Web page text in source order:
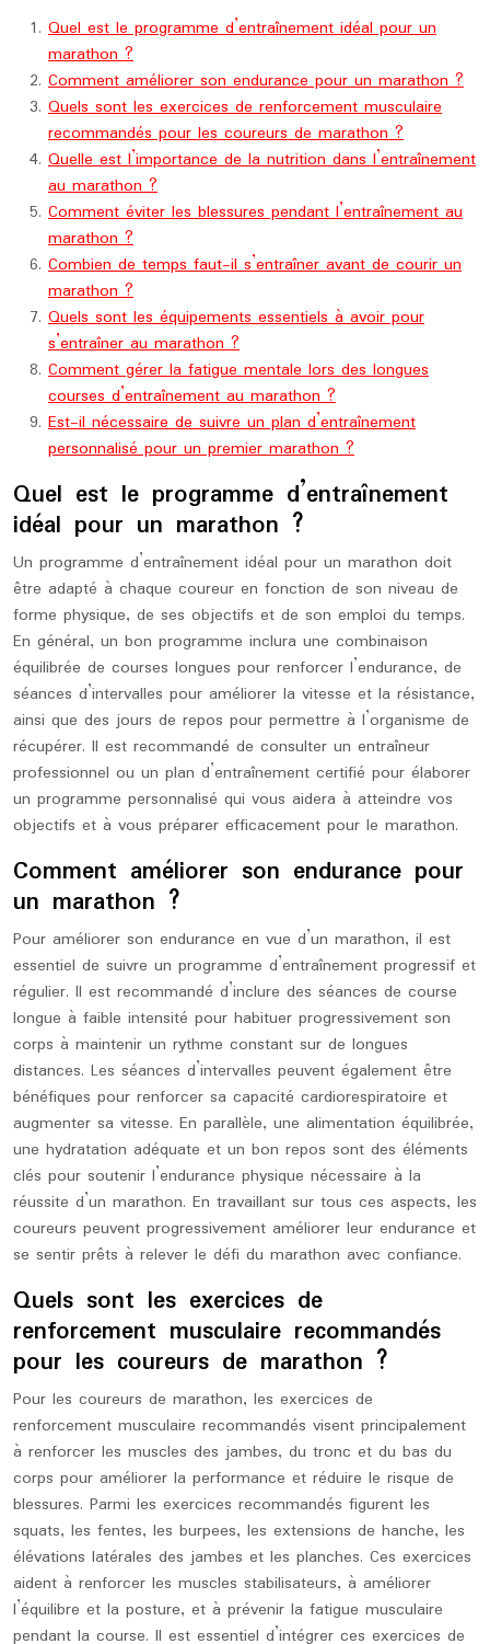
Quel est le programme d’entraînement idéal pour un
marathon ?
Comment améliorer son endurance pour un marathon ?
Quels sont les exercices de renforcement musculaire
recommandés pour les coureurs de marathon ?
Quelle est l’importance de la nutrition dans l’entraînement
au marathon ?
Comment éviter les blessures pendant l’entraînement au
marathon ?
Combien de temps faut-il s’entraîner avant de courir un
marathon ?
Quels sont les équipements essentiels à avoir pour
s’entraîner au marathon ?
Comment gérer la fatigue mentale lors des longues
courses d’entraînement au marathon ?
Est-il nécessaire de suivre un plan d’entraînement
personnalisé pour un premier marathon ?
Quel est le programme d’entraînement
idéal pour un marathon ?
Un programme d’entraînement idéal pour un marathon doit
être adapté à chaque coureur en fonction de son niveau de
forme physique, de ses objectifs et de son emploi du temps.
En général, un bon programme inclura une combinaison
équilibrée de courses longues pour renforcer l’endurance, de
séances d’intervalles pour améliorer la vitesse et la résistance,
ainsi que des jours de repos pour permettre à l’organisme de
récupérer. Il est recommandé de consulter un entraîneur
professionnel ou un plan d’entraînement certifié pour élaborer
un programme personnalisé qui vous aidera à atteindre vos
objectifs et à vous préparer efficacement pour le marathon.
Comment améliorer son endurance pour
un marathon ?
Pour améliorer son endurance en vue d’un marathon, il est
essentiel de suivre un programme d’entraînement progressif et
régulier. Il est recommandé d’inclure des séances de course
longue à faible intensité pour habituer progressivement son
corps à maintenir un rythme constant sur de longues
distances. Les séances d’intervalles peuvent également être
bénéfiques pour renforcer sa capacité cardiorespiratoire et
augmenter sa vitesse. En parallèle, une alimentation équilibrée,
une hydratation adéquate et un bon repos sont des éléments
clés pour soutenir l’endurance physique nécessaire à la
réussite d’un marathon. En travaillant sur tous ces aspects, les
coureurs peuvent progressivement améliorer leur endurance et
se sentir prêts à relever le défi du marathon avec confiance.
Quels sont les exercices de
renforcement musculaire recommandés
pour les coureurs de marathon ?
Pour les coureurs de marathon, les exercices de
renforcement musculaire recommandés visent principalement
à renforcer les muscles des jambes, du tronc et du bas du
corps pour améliorer la performance et réduire le risque de
blessures. Parmi les exercices recommandés figurent les
squats, les fentes, les burpees, les extensions de hanche, les
élévations latérales des jambes et les planches. Ces exercices
aident à renforcer les muscles stabilisateurs, à améliorer
l’équilibre et la posture, et à prévenir la fatigue musculaire
pendant la course. Il est essentiel d’intégrer ces exercices de